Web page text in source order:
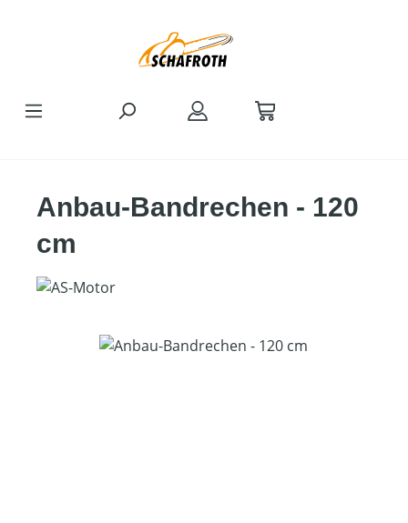
Anbau-Bandrechen - 120
cm
Bildergalerie überspringen